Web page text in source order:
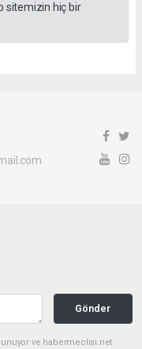
sitemizin hiç bir
Gönder
ve habermeclisi.net